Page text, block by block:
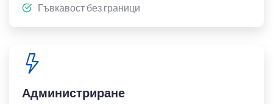
Гъвкавост без граници
Администриране